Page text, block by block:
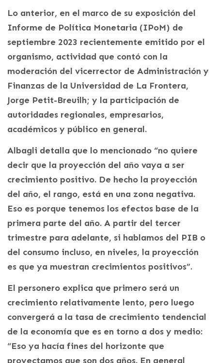
Lo anterior, en el marco de su exposición del
Informe de Política Monetaria (IPoM) de
septiembre 2023 recientemente emitido por el
organismo, actividad que contó con la
moderación del vicerrector de Administración y
Finanzas de la Universidad de La Frontera,
Jorge Petit-Breuilh; y la participación de
autoridades regionales, empresarios,
académicos y público en general.
Albagli detalla que lo mencionado “no quiere
decir que la proyección del año vaya a ser
crecimiento positivo. De hecho la proyección
del año, el rango, está en una zona negativa.
Eso es porque tenemos los efectos base de la
primera parte del año. A partir del tercer
trimestre para adelante, si hablamos del PIB o
del consumo incluso, en niveles, la proyección
es que ya muestran crecimientos positivos”.
El personero explica que primero será un
crecimiento relativamente lento, pero luego
convergerá a la tasa de crecimiento tendencial
de la economía que es en torno a dos y medio:
“Eso ya hacía fines del horizonte que
proyectamos que son dos años. En general